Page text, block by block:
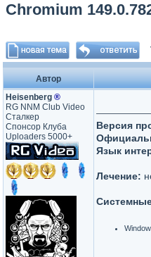
Chromium
Автор
Heisenberg ®
RG NNM Club Video
Сталкер
Спонсор Клуба
Uploaders 5000+
Версия
Язык
Лечение: